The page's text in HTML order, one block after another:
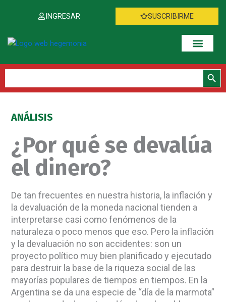
INGRESAR SUSCRIBIRME
Botón de
ANÁLISIS
¿Por qué se devalúa
el dinero?
De tan frecuentes en nuestra historia, la inflación y
la devaluación de la moneda nacional tienden a
interpretarse casi como fenómenos de la
naturaleza o poco menos que eso. Pero la inflación
y la devaluación no son accidentes: son un
proyecto político muy bien planificado y ejecutado
para destruir la base de la riqueza social de las
mayorías populares de tiempos en tiempos. En la
Argentina se da una especie de “día de la marmota”